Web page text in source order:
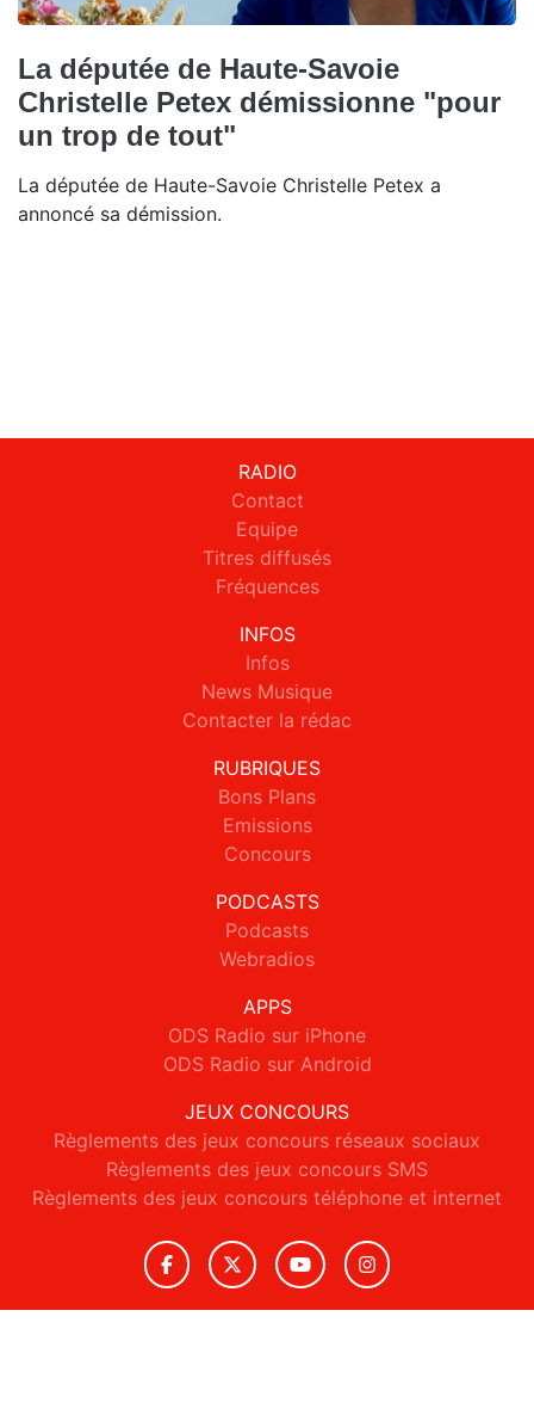
La députée de Haute-Savoie
Christelle Petex démissionne "pour
un trop de tout"
La députée de Haute-Savoie Christelle Petex a
annoncé sa démission.
RADIO
Contact
Equipe
Titres diffusés
Fréquences
INFOS
Infos
News Musique
Contacter la rédac
RUBRIQUES
Bons Plans
Emissions
Concours
PODCASTS
Podcasts
Webradios
APPS
ODS Radio sur iPhone
ODS Radio sur Android
JEUX CONCOURS
Règlements des jeux concours réseaux sociaux
Règlements des jeux concours SMS
Règlements des jeux concours téléphone et internet